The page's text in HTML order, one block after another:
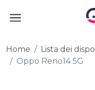
Home
Lista dei
Oppo Reno14 5G